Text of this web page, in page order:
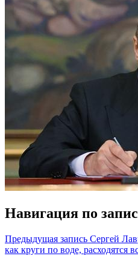
Навигация по
Предыдущая запись Сергей
как круги по воде, расходятся